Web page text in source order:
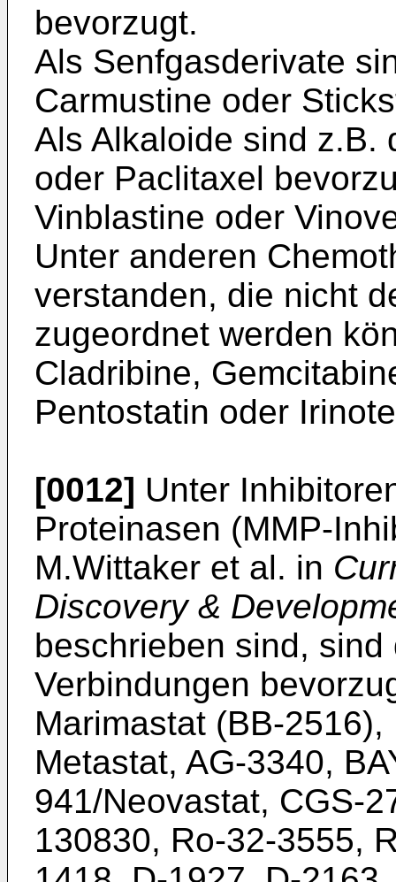
bevorzugt.
Als Senfgasderivate
Carmustine oder
Als Alkaloide sind z.B.
oder Paclitaxel
Vinblastine oder
Unter anderen
verstanden, die nicht
zugeordnet werden
Cladribine,
Pentostatin oder
[0012] Unter
Proteinasen (MMP-
M.Wittaker et al. in
Discovery &
beschrieben sind,
Verbindungen
Marimastat (BB-
Metastat, AG-3340,
941/Neovastat, CGS-
130830, Ro-32-3555,